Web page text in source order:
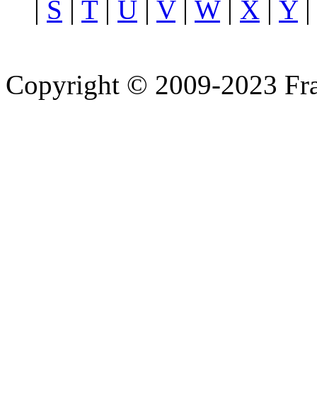
S T| U V| W| X Y|
Copyright © 2009-2023